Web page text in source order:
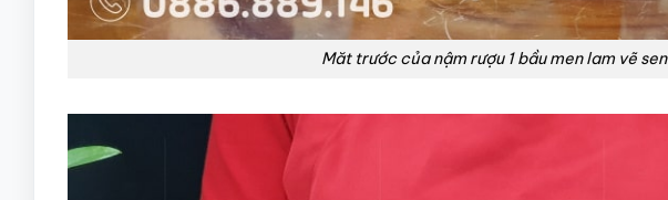
Măt trước của nậm rượu 1 bầu men lam vẽ sen